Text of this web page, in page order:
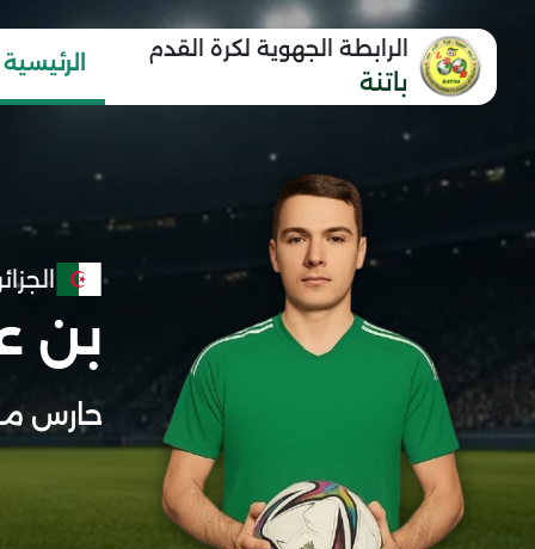
الرابطة الجهوية لكرة القدم
باتنة
الرئيسية
بن
حارس